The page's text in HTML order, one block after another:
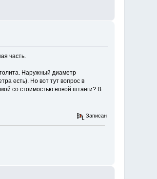
часть.
Наружный диаметр
есть). Но вот тут вопрос в
со стоимостью новой штанги? В
Записан